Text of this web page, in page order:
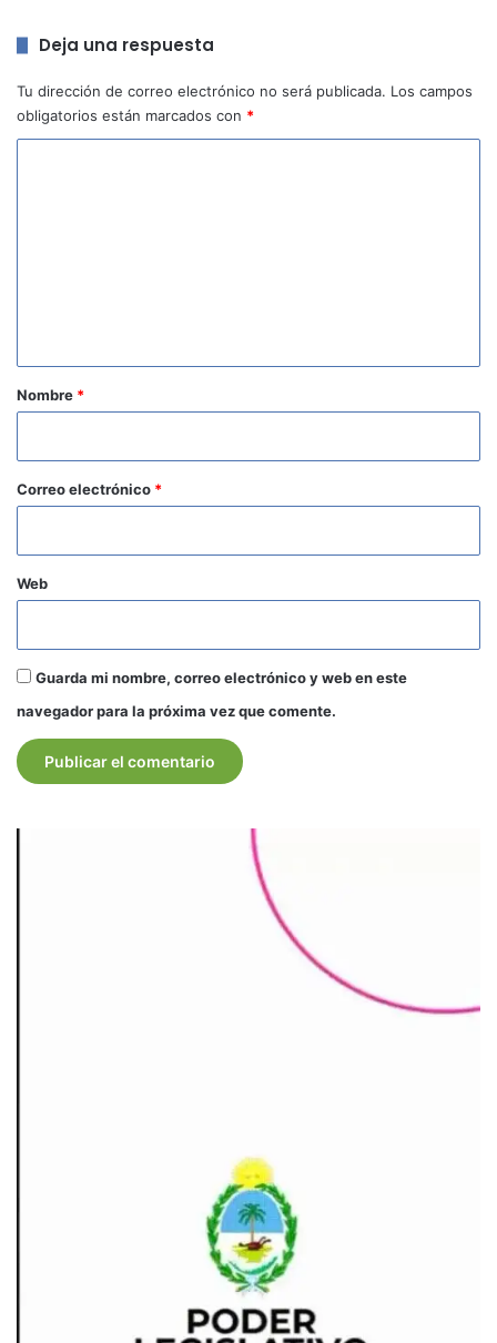
Deja una respuesta
Tu dirección de correo electrónico no será publicada. Los campos
obligatorios están marcados con *
r
*
Nombre *
Correo electrónico *
Web
Guarda mi nombre, correo electrónico y web en este
navegador para la próxima vez que comente.